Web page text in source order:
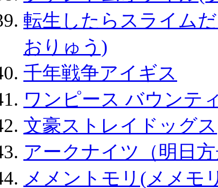
転生したらスライム
おりゅう)
千年戦争アイギス
ワンピース バウンテ
文豪ストレイドッグス
アークナイツ（明日
メメントモリ(メメモ